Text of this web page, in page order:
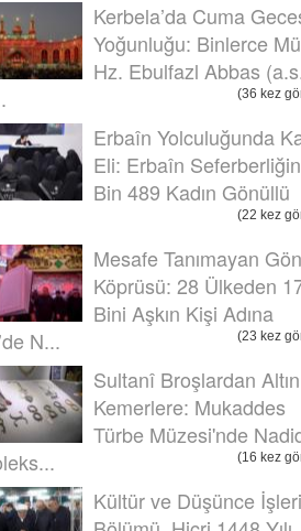
Kerbela’da Cuma
Yoğunluğu: Binlerce
Hz. Ebulfazl Abbas
(36 kez
Erbaîn Yolculuğunda
Eli: Erbaîn
Bin 489 Kadın Gönüllü
(22 kez
Mesafe Tanımayan
Köprüsü: 28 Ülkeden
Bini Aşkın Kişi Adına
N...
(23 kez
Sultanî Broşlardan Altın
Kemerlere: Mukaddes
Türbe Müzesi'nde
(16 kez
Kültür ve Düşünce İşleri